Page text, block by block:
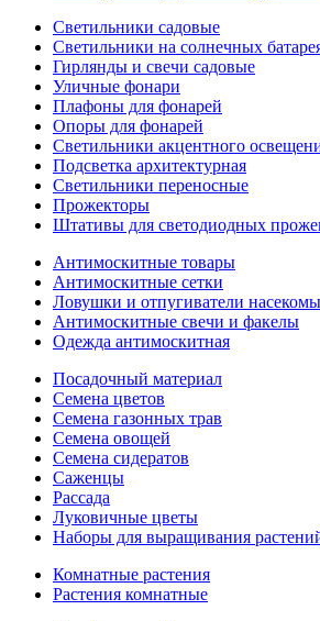
Светильники садовые
Светильники на солнечных
Гирлянды и свечи садовые
Уличные фонари
Плафоны для фонарей
Опоры для фонарей
Светильники акцентного
Подсветка архитектурная
Светильники переносные
Прожекторы
Штативы для светодиодных
Антимоскитные товары
Антимоскитные сетки
Ловушки и отпугиватели
Антимоскитные свечи и факелы
Одежда антимоскитная
Посадочный материал
Семена цветов
Семена газонных трав
Семена овощей
Семена сидератов
Саженцы
Рассада
Луковичные цветы
Наборы для выращивания
Комнатные растения
Растения комнатные